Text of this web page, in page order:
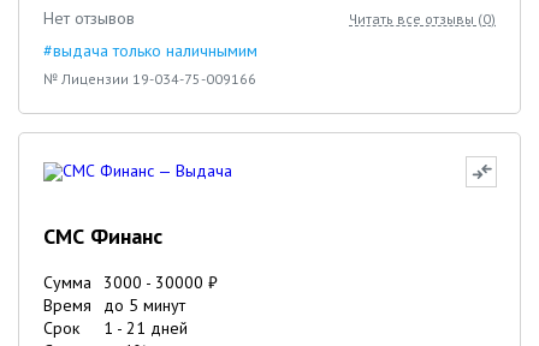
Нет отзывов
Читать все отзывы (0)
#выдача только наличнымим
№ Лицензии 19-034-75-009166
СМС Финанс
Сумма 3000 - 30000 ₽
Время
до 5 минут
Срок
1 - 21 дней